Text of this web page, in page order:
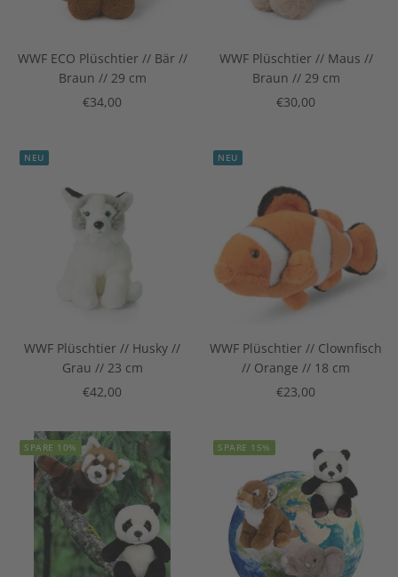
WWF ECO Plüschtier // Bär //
Braun // 29 cm
Angebotspreis
€34,00
WWF Plüschtier // Maus //
Braun // 29 cm
Angebotspreis
€30,00
NEU
WWF Plüschtier // Husky //
Grau // 23 cm
Angebotspreis
€42,00
NEU
WWF Plüschtier // Clownfisch
// Orange // 18 cm
Angebotspreis
€23,00
SPARE 10% SPARE 15%